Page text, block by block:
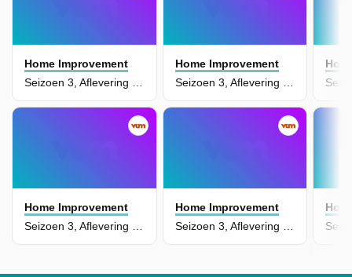
Home Improvement
Seizoen 3, Aflevering 22 - Swing Time
Home Improvement
Seizoen 3, Aflevering 21 - Fifth Anniversary
Home Improvement
Home Improvement